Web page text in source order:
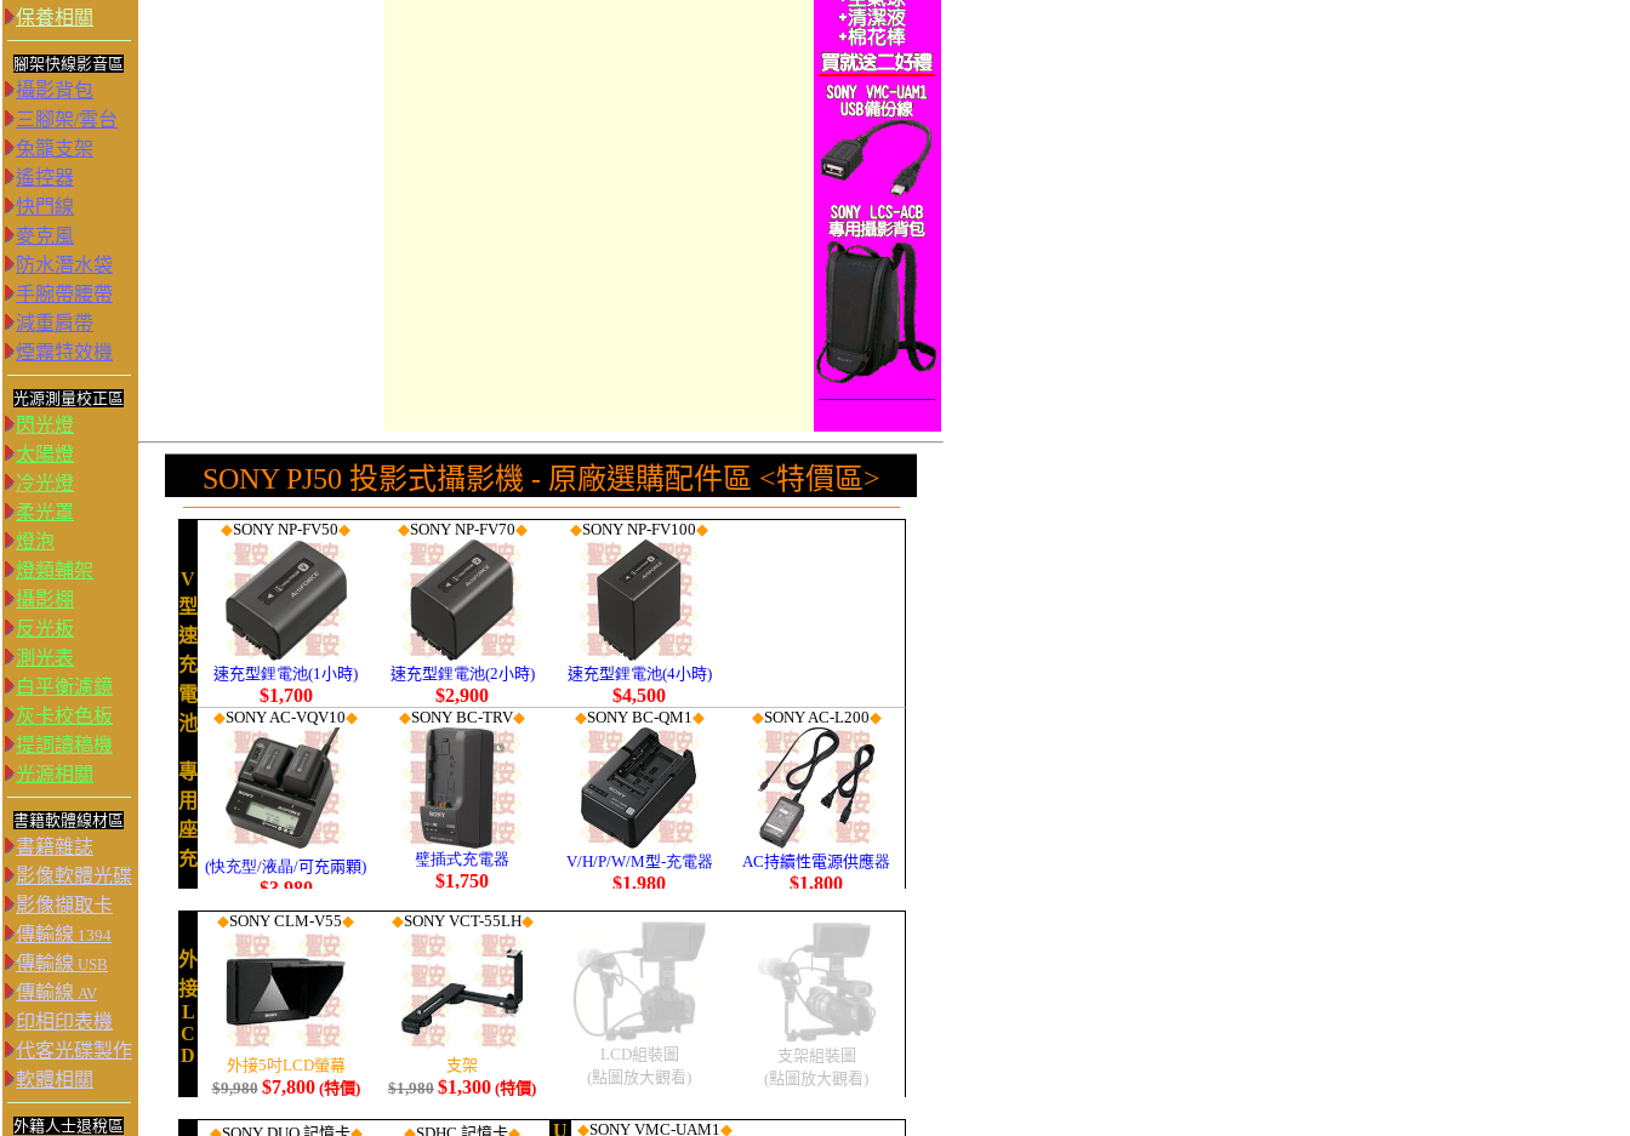
保養相關
腳架快線影音區
攝影背包
三腳架/雲台
兔籠支架
遙控器
快門線
麥克風
防水潛水袋
手腕帶腰帶
減重肩帶
煙霧特效機
光源測量校正區
閃光燈
太陽燈
冷光燈
柔光罩
燈泡
燈類輔架
攝影棚
反光板
測光表
白平衡濾鏡
灰卡校色板
提詞讀稿機
光源相關
書籍軟體線材區
書籍雜誌
影像軟體光碟
影像擷取卡
傳輸線 1394
傳輸線 USB
傳輸線 AV
印相印表機
代客光碟製作
軟體相關
外籍人士退稅區
SONY PJ50 投影式攝影機 - 原廠選購配件區 <特價區>